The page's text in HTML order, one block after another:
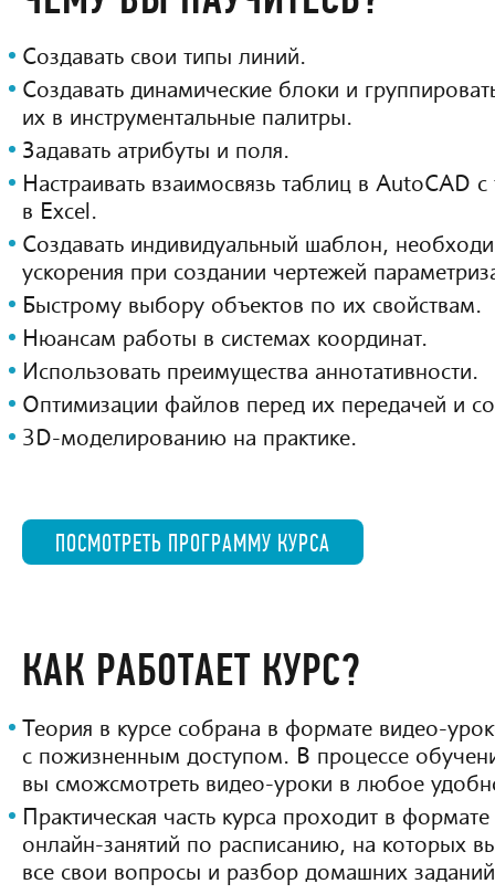
Создавать свои типы линий.
Создавать динамические блоки и
их в инструментальные палитры.
Задавать атрибуты и поля.
Настраивать взаимосвязь таблиц в AutoCAD
в Excel.
Создавать индивидуальный шаблон,
ускорения при создании чертежей
Быстрому выбору объектов по их свойствам.
Нюансам работы в системах координат.
Использовать преимущества аннотативности.
Оптимизации файлов перед их передачей и
3D-моделированию на практике.
ПОСМОТРЕТЬ ПРОГРАММУ КУРСА
КАК РАБОТАЕТ КУРС?
Теория в курсе собрана в формате видео-
с пожизненным доступом. В процессе
вы сможсмотреть видео-уроки в любое
Практическая часть курса проходит в
онлайн-занятий по расписанию, на которых
все свои вопросы и разбор домашних